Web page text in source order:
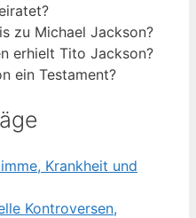
zu Michael Jackson?
erhielt Tito Jackson?
ein Testament?
Krankheit und
Kontroversen,